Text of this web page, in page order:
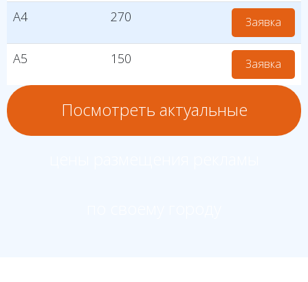
А4 270 Заявка
А5 150 Заявка
Посмотреть актуальные